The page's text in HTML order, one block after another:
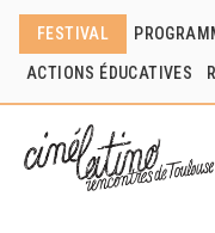
FESTIVAL
ACTIONS ÉDUCATIVES